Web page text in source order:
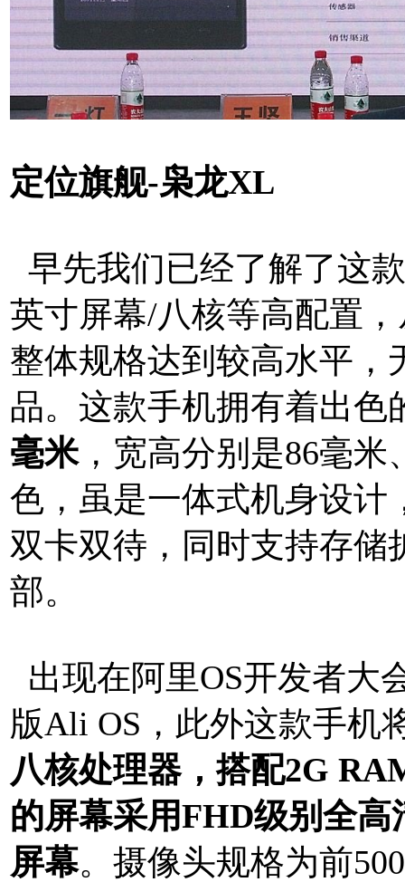
定位旗舰-枭龙XL
早先我们已经了解了这
英寸屏幕/八核等高配置
整体规格达到较高水平，
品。这款手机拥有着出色
毫米，宽高分别是86毫米
色，虽是一体式机身设计
双卡双待，同时支持存储
部。
出现在阿里OS开发者大
版Ali OS，此外这款手机
八核处理器，搭配2G
的屏幕采用FHD级别全
屏幕。摄像头规格为前